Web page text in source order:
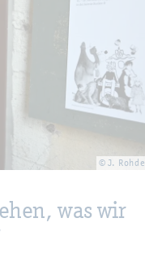
© J. Rohde
was wir